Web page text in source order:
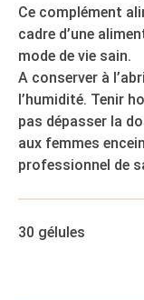
Ce complément
cadre d’une
mode de vie sain.
A conserver à
l’humidité. Tenir
pas dépasser la
aux femmes
professionnel de
30 gélules